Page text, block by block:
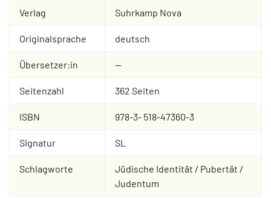
Verlag Suhrkamp Nova
Originalsprache deutsch
Übersetzer:in --
Seitenzahl 362 Seiten
ISBN 978-3- 518-47360-3
Signatur SL
Schlagworte
Jüdische Identität / Pubertät /
Judentum